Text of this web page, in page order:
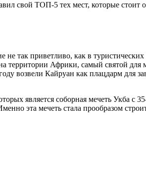
свой ТОП-5 тех мест, которые стоит
не так приветливо, как в
территории Африки, самый святой
возвели Кайруан как плацдарм для
является соборная мечеть Укба с
эта мечеть стала прообразом